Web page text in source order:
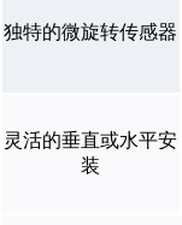
独特的微旋转传感器
灵活的垂直或水平安
装